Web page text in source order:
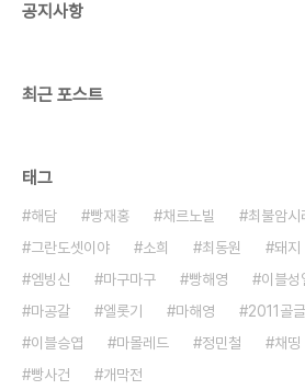
공지사항
최근 포스트
태그
해담 빵재홍 채르노빌 최불암시
그란도셋이야
소희 최동원 돼지
엠빙신
마구마구 빵해영 이블성
마공갈
엘롯기 마해영 2011골글
이블승엽
마몰레드 정민철 채띵
빵사건
개막전